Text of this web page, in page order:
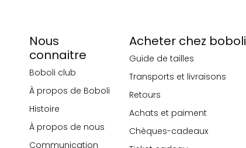
Nous
connaitre
Boboli club
À propos de Boboli
Histoire
À propos de nous
Communication
Acheter chez boboli
Guide de tailles
Transports et livraisons
Retours
Achats et paiment
Chèques-cadeaux